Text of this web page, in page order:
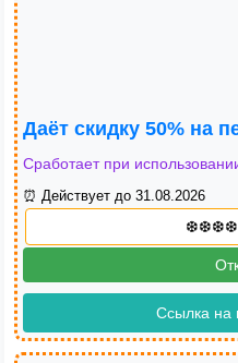
Даёт скидку 50% на
Сработает при
⏰ Действует до 31.08.2026
Ссылка на